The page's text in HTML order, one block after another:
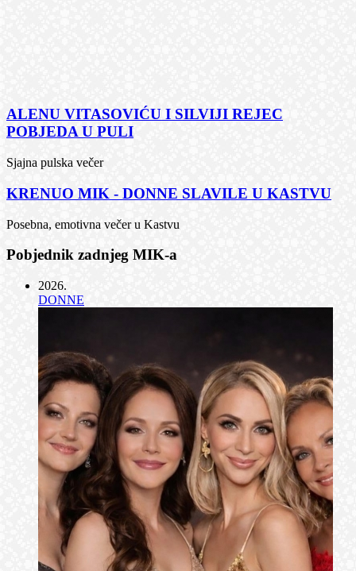
ALENU VITASOVIĆU I SILVIJI REJEC
POBJEDA U PULI
Sjajna pulska večer
KRENUO MIK - DONNE SLAVILE U KASTVU
Posebna, emotivna večer u Kastvu
Pobjednik zadnjeg MIK-a
2026.
DONNE